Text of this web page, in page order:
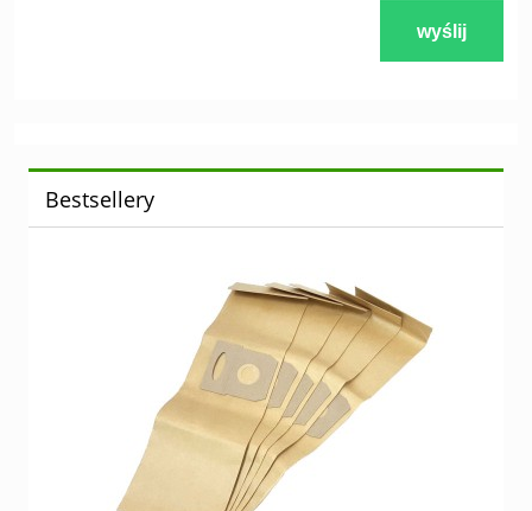
wyślij
Bestsellery